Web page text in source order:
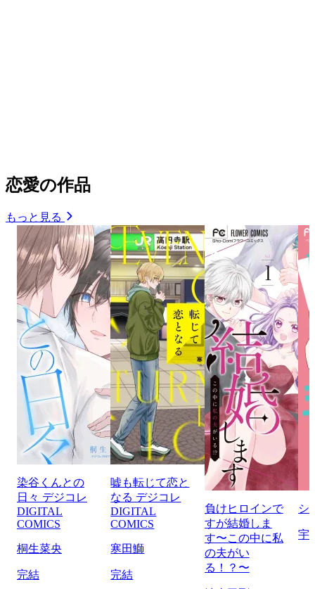
恋愛の作品
もっと見る
染谷くんとの
日々 デジコレ
DIGITAL
COMICS
桐生菜央
完結
嘘も転じて恋と
なる デジコレ
DIGITAL
COMICS
寒田鰤
完結
負けヒロインで
すが結婚しま
す〜この中に私
の夫がい
る！？〜
シ
宇